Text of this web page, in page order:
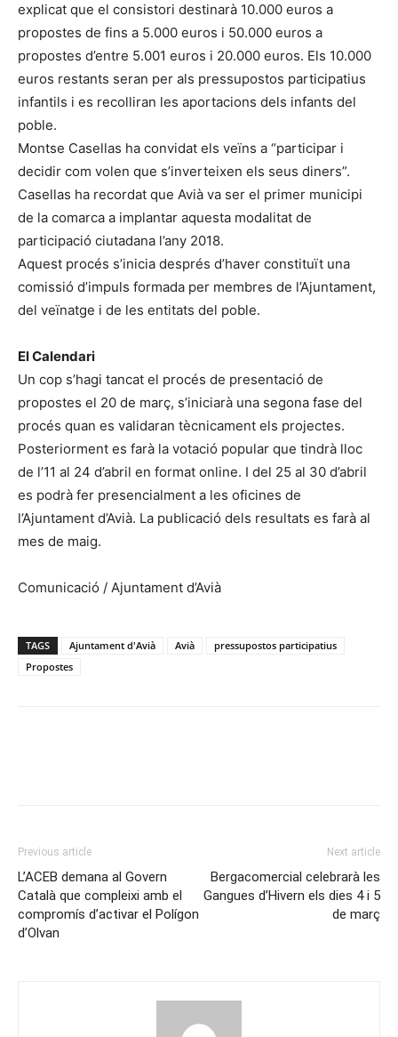
explicat que el consistori destinarà 10.000 euros a
propostes de fins a 5.000 euros i 50.000 euros a
propostes d’entre 5.001 euros i 20.000 euros. Els 10.000
euros restants seran per als pressupostos participatius
infantils i es recolliran les aportacions dels infants del
poble.
Montse Casellas ha convidat els veïns a “participar i
decidir com volen que s’inverteixen els seus diners”.
Casellas ha recordat que Avià va ser el primer municipi
de la comarca a implantar aquesta modalitat de
participació ciutadana l’any 2018.
Aquest procés s’inicia després d’haver constituït una
comissió d’impuls formada per membres de l’Ajuntament,
del veïnatge i de les entitats del poble.
El Calendari
Un cop s’hagi tancat el procés de presentació de
propostes el 20 de març, s’iniciarà una segona fase del
procés quan es validaran tècnicament els projectes.
Posteriorment es farà la votació popular que tindrà lloc
de l’11 al 24 d’abril en format online. I del 25 al 30 d’abril
es podrà fer presencialment a les oficines de
l’Ajuntament d’Avià. La publicació dels resultats es farà al
mes de maig.
Comunicació / Ajuntament d’Avià
TAGS Ajuntament d'Avià Avià
pressupostos participatius
Propostes
Previous article
L’ACEB demana al Govern
Català que compleixi amb el
compromís d’activar el Polígon
d’Olvan
Next article
Bergacomercial celebrarà les
Gangues d’Hivern els dies 4 i 5
de març